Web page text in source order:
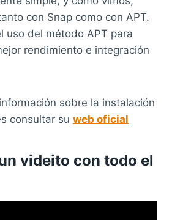
con Snap como con APT.
uso del método APT para
rendimiento e integración
sobre la instalación
consultar su web oficial
videito con todo el